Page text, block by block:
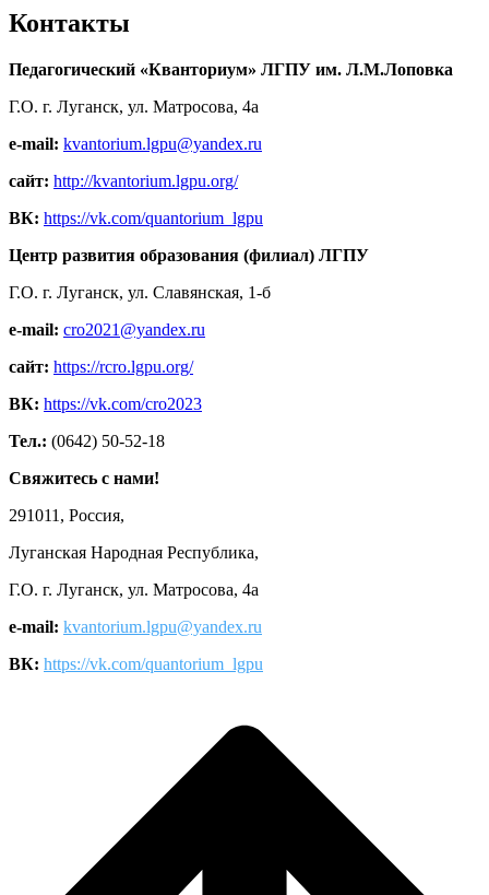
Контакты
Педагогический «Кванториум» ЛГПУ им. Л.М.Лоповка
Г.О. г. Луганск, ул. Матросова, 4а
e-mail: kvantorium.lgpu@yandex.ru
сайт: http://kvantorium.lgpu.org/
ВК: https://vk.com/quantorium_lgpu
Центр развития образования (филиал) ЛГПУ
Г.О. г. Луганск, ул. Славянская, 1-б
e-mail: cro2021@yandex.ru
сайт: https://rcro.lgpu.org/
ВК: https://vk.com/cro2023
Тел.: (0642) 50-52-18
Свяжитесь с нами!
291011, Россия,
Луганская Народная Республика,
Г.О. г. Луганск, ул. Матросова, 4а
e-mail: kvantorium.lgpu@yandex.ru
ВК: https://vk.com/quantorium_lgpu